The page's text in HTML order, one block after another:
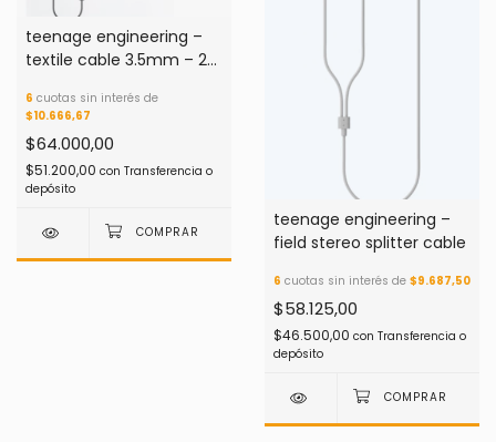
teenage engineering –
textile cable 3.5mm – 2x
6 cuotas sin interés de
$10.666,67
$64.000,00
$51.200,00 con Transferencia o
depósito
teenage engineering –
field stereo splitter cable
6 cuotas sin interés de $9.687,50
$58.125,00
$46.500,00 con Transferencia o
depósito